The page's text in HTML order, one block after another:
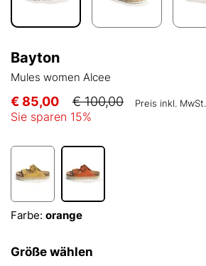
Bayton
Mules women Alcee
€ 85,00 € 100,00 Preis inkl. MwSt.
Sie sparen 15%
Farbe: orange
Größe wählen